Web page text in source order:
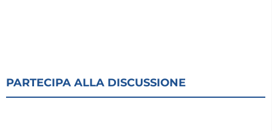
PARTECIPA ALLA DISCUSSIONE